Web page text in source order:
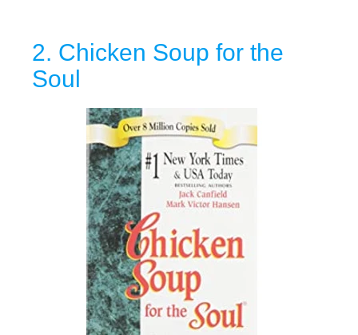
2. Chicken Soup for the
Soul